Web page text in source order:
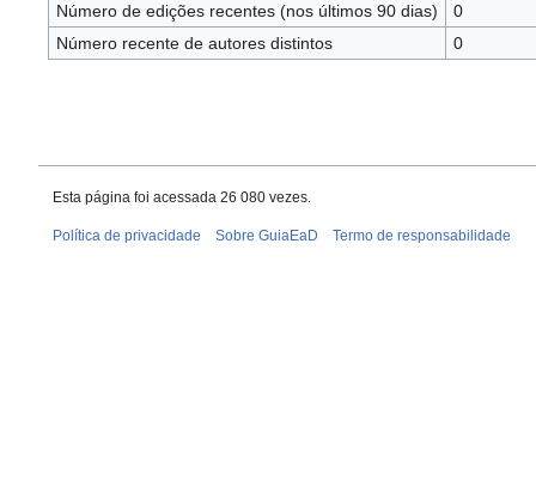
Número de edições recentes (nos últimos 90 dias)
0
Número recente de autores distintos
0
Esta página foi acessada 26 080 vezes.
Política de privacidade Sobre GuiaEaD Termo de responsabilidade